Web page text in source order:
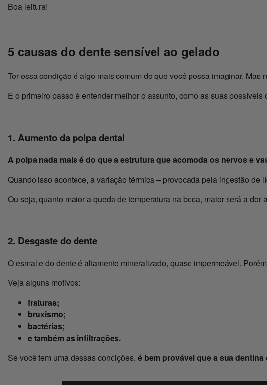
Boa leitura!
5 causas do dente sensível ao gelado
Ter essa condição é algo mais comum do que você possa imaginar. Mas
E o primeiro passo é entender melhor o assunto, como as suas
1. Aumento da polpa dental
A polpa nada mais é do que a estrutura que acomoda os nervos e
Quando isso acontece, a variação térmica – provocada pela ingestão de
Ou seja, quanto maior a queda de temperatura na boca, maior será a dor
2. Desgaste do dente
O esmalte do dente é altamente mineralizado, quase impermeável.
Veja alguns motivos:
fraturas;
bruxismo;
bactérias;
e também as infiltrações.
Se você tem uma dessas condições, é bem provável que a sua